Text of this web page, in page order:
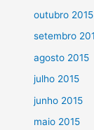
outubro 2015
setembro
agosto 2015
julho 2015
junho 2015
maio 2015